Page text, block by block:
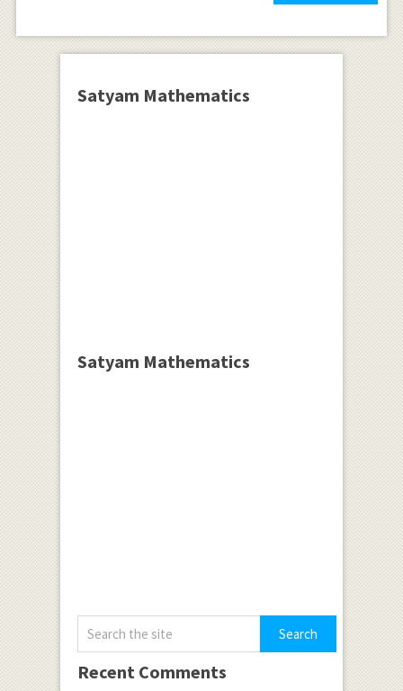
Satyam Mathematics
Satyam Mathematics
Recent Comments